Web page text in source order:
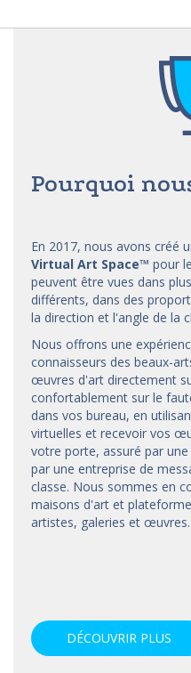
Pourquoi
En 2017, nous avons créé
Virtual Art Space™ pour
peuvent être vues dans
différents, dans des
la direction et l'angle de la
Nous offrons une
connaisseurs des beaux-
œuvres d'art directement
confortablement sur le
dans vos bureau, en
virtuelles et recevoir vos
votre porte, assuré par
par une entreprise de
classe. Nous sommes en
maisons d'art et
artistes, galeries et œuvres.
DÉCOUVRIR PLUS